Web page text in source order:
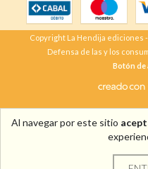
Al navegar por este sitio
Copyright La Hendija ediciones
Defensa de las y los
Botón